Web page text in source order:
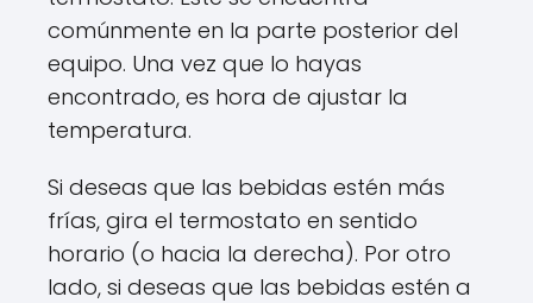
comúnmente en la parte posterior del
equipo. Una vez que lo hayas
encontrado, es hora de ajustar la
temperatura.
Si deseas que las bebidas estén más
frías, gira el termostato en sentido
horario (o hacia la derecha). Por otro
lado, si deseas que las bebidas estén a